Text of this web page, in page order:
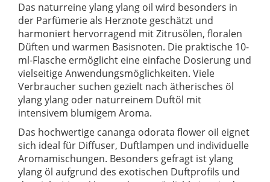
Das naturreine ylang ylang oil wird besonders in
der Parfümerie als Herznote geschätzt und
harmoniert hervorragend mit Zitrusölen, floralen
Düften und warmen Basisnoten. Die praktische 10-
ml-Flasche ermöglicht eine einfache Dosierung und
vielseitige Anwendungsmöglichkeiten. Viele
Verbraucher suchen gezielt nach ätherisches öl
ylang ylang oder naturreinem Duftöl mit
intensivem blumigem Aroma.
Das hochwertige cananga odorata flower oil eignet
sich ideal für Diffuser, Duftlampen und individuelle
Aromamischungen. Besonders gefragt ist ylang
ylang öl aufgrund des exotischen Duftprofils und